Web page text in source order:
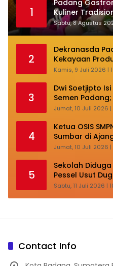
1
Padang
Kuliner
di HJK ke-357
Sabtu, 8 Agustus
2
Dekranasda
Kekayaan
Makassar
Kamis, 9 Juli 2026 |
3
Dwi Soetjipto Isi
Semen
Lakukan
Jumat, 10 Juli 2026 |
4
Ketua OSIS
Sumbar di
SMP
Jumat, 10 Juli 2026 |
5
Sekolah
Pessel Usut
Sabtu, 11 Juli 2026 |
Contact Info